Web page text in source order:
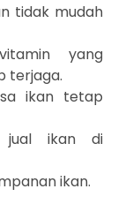
tidak mudah
yang
terjaga.
ikan tetap
jual ikan di
ikan.